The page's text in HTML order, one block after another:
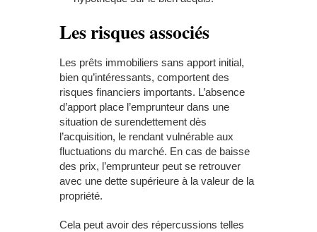
Les risques associés
Les prêts immobiliers sans apport initial,
bien qu’intéressants, comportent des
risques financiers importants. L’absence
d’apport place l’emprunteur dans une
situation de surendettement dès
l’acquisition, le rendant vulnérable aux
fluctuations du marché. En cas de baisse
des prix, l’emprunteur peut se retrouver
avec une dette supérieure à la valeur de la
propriété.
Cela peut avoir des répercussions telles